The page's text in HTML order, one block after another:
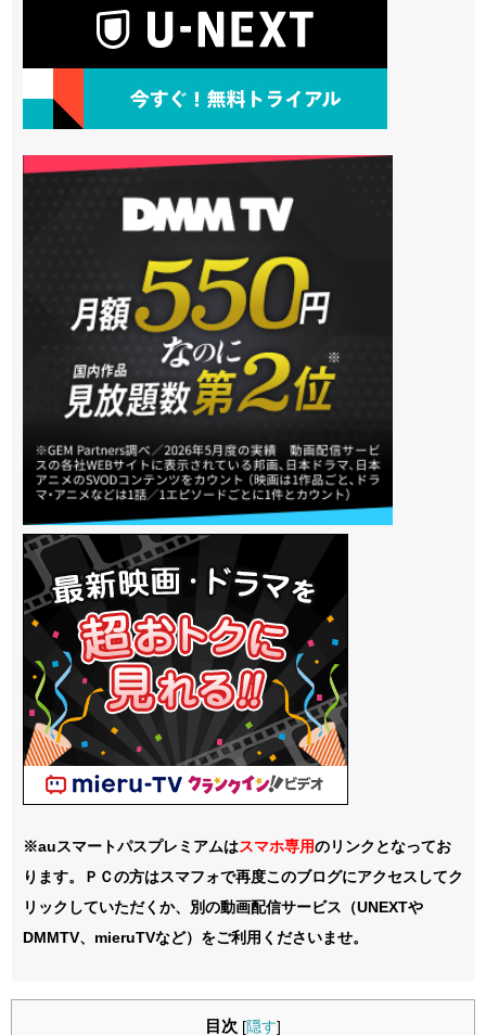
※auスマートパスプレミアムはスマホ専用のリンクとなってお
ります。ＰＣの方はスマフォで再度このブログにアクセスしてク
リックしていただくか、別の動画配信サービス（UNEXTや
DMMTV、mieruTVなど）をご利用くださいませ。
目次 [隠す]